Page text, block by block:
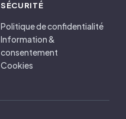
SÉCURITÉ
Politique de confidentialité
Information &
consentement
Cookies